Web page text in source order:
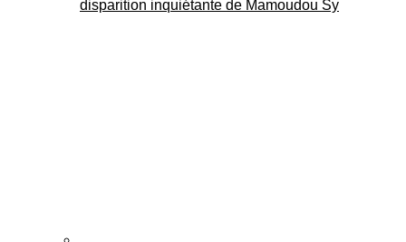
disparition inquiétante de Mamoudou Sy